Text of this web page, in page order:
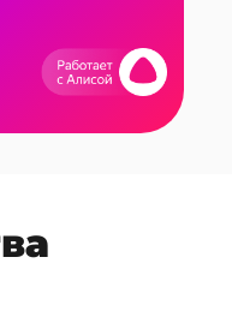
WF
WF